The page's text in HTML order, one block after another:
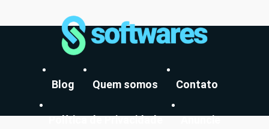
Blog Quem somos Contato
Política de Privacidade Anuncie